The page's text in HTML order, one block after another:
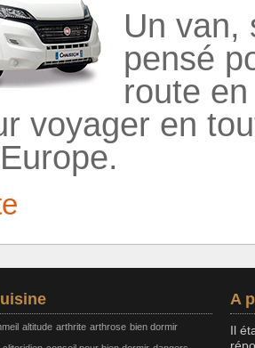
Un van,
pensé
route
voyager en
altitude arthrite arthrose bien dormir
A
Il